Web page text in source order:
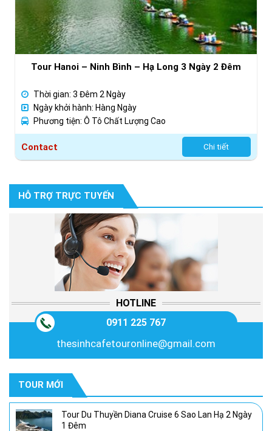
Tour Hanoi – Ninh Bình – Hạ Long 3 Ngày 2 Đêm
Thời gian: 3 Đêm 2 Ngày
Ngày khởi hành: Hàng Ngày
Phương tiện: Ô Tô Chất Lượng Cao
Contact Chi tiết
HỖ TRỢ TRỰC TUYẾN
HOTLINE
0911 225 767
thesinhcafetouronline@gmail.com
TOUR MỚI
Tour Du Thuyền Diana Cruise 6 Sao Lan Hạ 2 Ngày
1 Đêm